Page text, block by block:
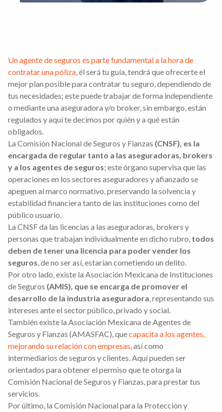
Un agente de seguros es parte fundamental a la hora de
contratar una póliza, él será tu guía, tendrá que ofrecerte el
mejor plan posible para contratar tu seguro, dependiendo de
tus necesidades; este puede trabajar de forma independiente
o mediante una aseguradora y/o broker, sin embargo, están
regulados y aquí te decimos por quién y a qué están
obligados.
La Comisión Nacional de Seguros y Fianzas (CNSF), es la
encargada de regular tanto a las aseguradoras, brokers
y a los agentes de seguros; este órgano supervisa que las
operaciones en los sectores aseguradores y afianzado se
apeguen al marco normativo, preservando la solvencia y
estabilidad financiera tanto de las instituciones como del
público usuario.
La CNSF da las licencias a las aseguradoras, brokers y
personas que trabajan individualmente en dicho rubro, todos
deben de tener una licencia para poder vender los
seguros, de no ser así, estarían cometiendo un delito.
Por otro lado, existe la Asociación Mexicana de Instituciones
de Seguros (AMIS), que se encarga de promover el
desarrollo de la industria aseguradora, representando sus
intereses ante el sector público, privado y social.
También existe la Asociación Mexicana de Agentes de
Seguros y Fianzas (AMASFAC), quecapacita a los agentes,
mejorando su relación con empresas, así como
intermediarios de seguros y clientes. Aquí pueden ser
orientados para obtener el permiso que te otorga la
Comisión Nacional de Seguros y Fianzas, para prestar tus
servicios.
Por último, la Comisión Nacional para la Protección y